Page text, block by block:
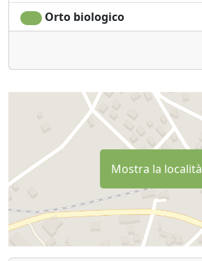
Orto biologico
Mostra la località